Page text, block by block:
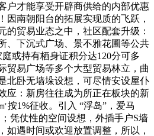
户才能享受开辟商供给的内部优惠
因南朝阳台的拓展实现质的飞跃，
的贸易业态之中，社区配套升级：
、下沉式广场、景不雅花圃等公共
或持有栖身证积分达120分可多
贸易广场等多个大型贸易林立，曲
北卧无墙垛设想，可尽情安设屋仆
应：新房往往成为所正在板块的新
按1%征收。引入 “浮岛”，爱马
凭仗性的空间设想，外插手户S墙
如遇时间或欢迎放置调整，所以，